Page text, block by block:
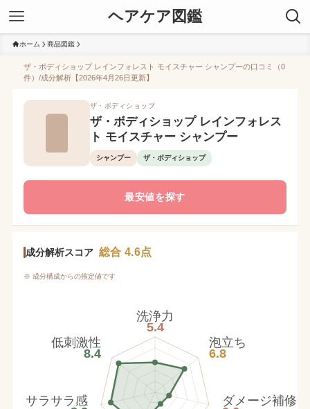
ヘアケア図鑑
ホーム 商品図鑑
ザ・ボディショップ レインフォレスト モイスチャー シャンプーの口コミ（0
件）/成分解析【2026年4月26日更新】
ザ・ボディショップ
ザ・ボディショップ レインフォレス
ト モイスチャー シャンプー
シャンプー ザ・ボディショップ
最安値を探す
成分解析スコア 総合 4.6点
※ 成分構成からの推定値です
洗浄力
5.4
泡立ち
6.8
ダメージ補修
サラサラ感
低刺激性
8.4